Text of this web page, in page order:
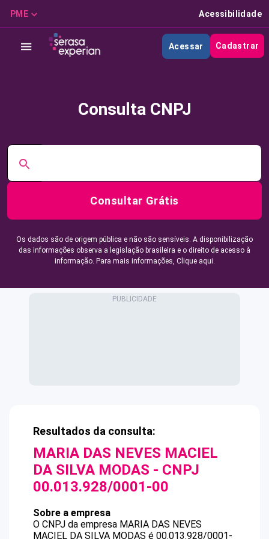
PME Acessibilidade
Acessar Cadastrar
Consulta CNPJ
Consultar Grátis
Os dados são de origem pública e não são sensíveis. A disponibilização
das informações observa a legislação brasileira e o direito de acesso à
informação. Para mais informações, Clique aqui.
Resultados da consulta:
MARIA DAS NEVES MACIEL
DA SILVA MODAS - CNPJ
00.013.928/0001-00
Sobre a empresa
O CNPJ da empresa MARIA DAS NEVES
MACIEL DA SILVA MODAS é 00.013.928/0001-